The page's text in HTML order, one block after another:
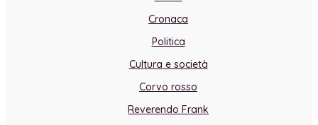
Cronaca
Politica
Cultura e società
Corvo rosso
Reverendo Frank